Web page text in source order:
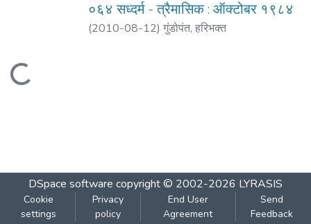
Loading...
०६४ सध्दर्म - त्रैमासिक : ऑक्टोबर १९८४
(2010-08-12) गुंडोपंत, हरिभक्‍त
DSpace software copyright © 2002-2026 LYRASIS
Cookie
settings
Privacy
policy
End User
Agreement
Send
Feedback